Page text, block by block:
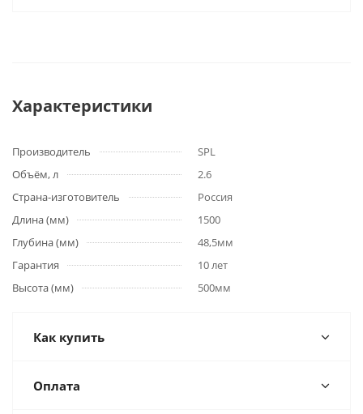
Характеристики
Производитель
SPL
Объём, л
2.6
Страна-изготовитель
Россия
Длина (мм)
1500
Глубина (мм)
48,5мм
Гарантия
10 лет
Высота (мм)
500мм
Как купить
Оплата